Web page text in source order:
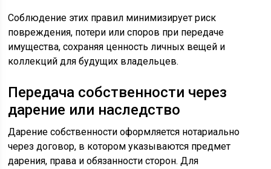
Соблюдение этих правил минимизирует риск
повреждения, потери или споров при передаче
имущества, сохраняя ценность личных вещей и
коллекций для будущих владельцев.
Передача собственности через
дарение или наследство
Дарение собственности оформляется нотариально
через договор, в котором указываются предмет
дарения, права и обязанности сторон. Для